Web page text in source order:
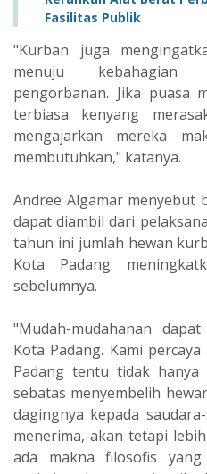
Fasilitas Publik
"Kurban juga
menuju kebahagian
pengorbanan. Jika puasa
terbiasa kenyang
mengajarkan mereka
membutuhkan," katanya.
Andree Algamar menyebut
dapat diambil dari
tahun ini jumlah hewan
Kota Padang
sebelumnya.
"Mudah-mudahanan
Kota Padang. Kami
Padang tentu tidak hanya
sebatas menyembelih
dagingnya kepada
menerima, akan tetapi
ada makna filosofis